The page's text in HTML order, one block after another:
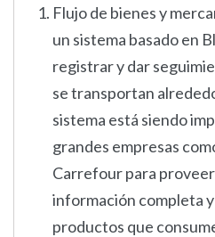
Flujo de bienes y
un sistema basado en
registrar y dar
se transportan
sistema está siendo
grandes empresas
Carrefour para
información completa
productos que